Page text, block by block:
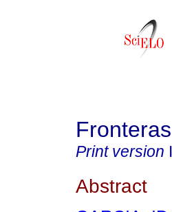
Print version
Abstract